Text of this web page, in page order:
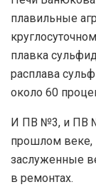
плавильные
плавка
расплава
около 60
И ПВ №3, и ПВ
прошлом веке,
заслуженные
в ремонтах.